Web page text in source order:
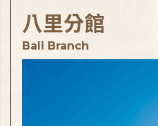
八里分館
Bali Branch